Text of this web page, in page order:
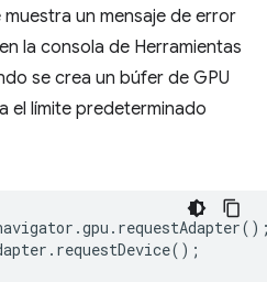
muestra un mensaje de error
la consola de Herramientas
se crea un búfer de GPU
el límite predeterminado
.gpu . requestAdapter
. requestDevice();